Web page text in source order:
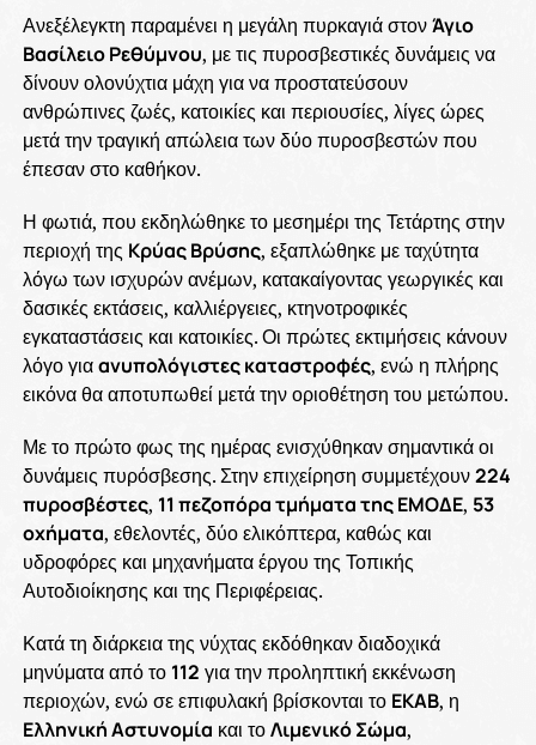
Ανεξέλεγκτη παραμένει η μεγάλη πυρκαγιά στονΆγιο
Βασίλειο Ρεθύμνου, με τις πυροσβεστικές δυνάμεις να
δίνουν ολονύχτια μάχη για να προστατεύσουν
ανθρώπινες ζωές, κατοικίες και περιουσίες, λίγες ώρες
μετά την τραγική απώλεια των δύο πυροσβεστών που
έπεσαν στο καθήκον.
Η φωτιά, που εκδηλώθηκε το μεσημέρι της Τετάρτης στην
περιοχή της Κρύας Βρύσης, εξαπλώθηκε με ταχύτητα
λόγω των ισχυρών ανέμων, κατακαίγοντας γεωργικές και
δασικές εκτάσεις, καλλιέργειες, κτηνοτροφικές
εγκαταστάσεις και κατοικίες. Οι πρώτες εκτιμήσεις κάνουν
λόγο γιαανυπολόγιστες καταστροφές, ενώ η πλήρης
εικόνα θα αποτυπωθεί μετά την οριοθέτηση του μετώπου.
Με το πρώτο φως της ημέρας ενισχύθηκαν σημαντικά οι
δυνάμεις πυρόσβεσης. Στην επιχείρηση συμμετέχουν224
πυροσβέστες, 11 πεζοπόρα τμήματα της ΕΜΟΔΕ, 53
οχήματα, εθελοντές, δύο ελικόπτερα, καθώς και
υδροφόρες και μηχανήματα έργου της Τοπικής
Αυτοδιοίκησης και της Περιφέρειας.
Κατά τη διάρκεια της νύχτας εκδόθηκαν διαδοχικά
μηνύματα από το 112 για την προληπτική εκκένωση
περιοχών, ενώ σε επιφυλακή βρίσκονται το ΕΚΑΒ, η
Ελληνική Αστυνομία και τοΛιμενικό Σώμα,